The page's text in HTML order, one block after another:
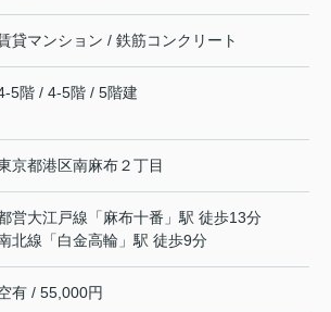
貸マンション / 鉄筋コンクリート
5階 / 4-5階 / 5階建
京都港区南麻布２丁目
営大江戸線 「麻布十番 」駅 徒歩13分
北線 「白金高輪 」駅 徒歩9分
有 / 55,000円